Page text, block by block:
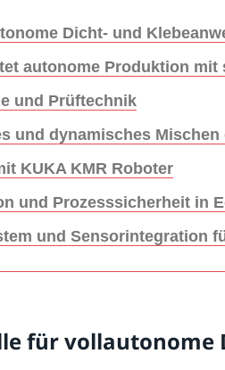
Dicht- und
autonome Produktion
und Prüftechnik
und dynamisches Mischen
KUKA KMR Roboter
und Prozesssicherheit in
und Sensorintegration
für